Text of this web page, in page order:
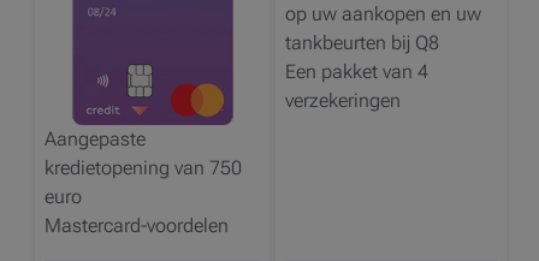
Aangepaste
kredietopening van 750
euro
Mastercard-voordelen
op uw aankopen en uw
tankbeurten bij Q8
Een pakket van 4
verzekeringen